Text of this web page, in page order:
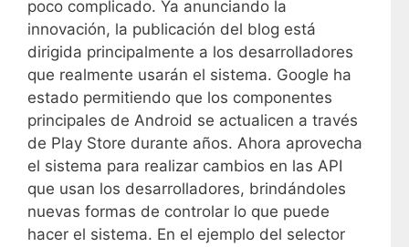
poco complicado. Ya anunciando la
innovación, la publicación del blog está
dirigida principalmente a los desarrolladores
que realmente usarán el sistema. Google ha
estado permitiendo que los componentes
principales de Android se actualicen a través
de Play Store durante años. Ahora aprovecha
el sistema para realizar cambios en las API
que usan los desarrolladores, brindándoles
nuevas formas de controlar lo que puede
hacer el sistema. En el ejemplo del selector